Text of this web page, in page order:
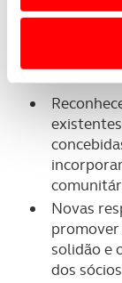
o acesso a
personalizar
analisar dados
utilização do
parceiros e
O ACP
Objetivo:
Principais
Novas
promover
solidão e
dos